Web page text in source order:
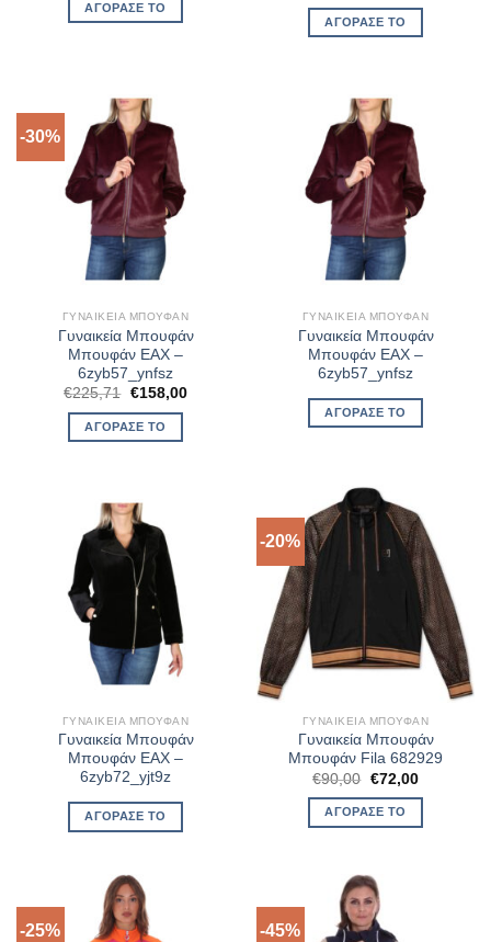
ΑΓΌΡΑΣΈ ΤΟ
was:
€228,71.
ΑΓΌΡΑΣΈ ΤΟ
-30%
ΓΥΝΑΙΚΕΊΑ ΜΠΟΥΦΆΝ
Γυναικεία Μπουφάν
Μπουφάν EAX –
6zyb57_ynfsz
€225,71 Original
was:
€225,71.
€158,00Η
ΑΓΌΡΑΣΈ ΤΟ
ΓΥΝΑΙΚΕΊΑ ΜΠΟΥΦΆΝ
Γυναικεία Μπουφάν
Μπουφάν EAX –
6zyb57_ynfsz
ΑΓΌΡΑΣΈ ΤΟ
ΓΥΝΑΙΚΕΊΑ ΜΠΟΥΦΆΝ
Γυναικεία Μπουφάν
Μπουφάν EAX –
6zyb72_yjt9z
ΑΓΌΡΑΣΈ ΤΟ
-20%
ΓΥΝΑΙΚΕΊΑ ΜΠΟΥΦΆΝ
Γυναικεία Μπουφάν
Μπουφάν Fila 682929
€90,00 Original
price
was:
€90,00.
€72,00Η
ΑΓΌΡΑΣΈ ΤΟ
-25% -45%